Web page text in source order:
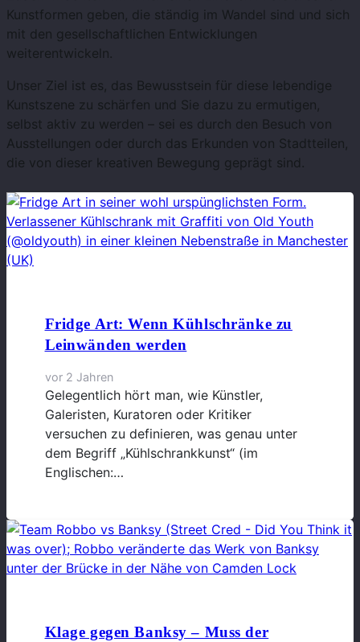
Kunstformen geben, die ständig im Wandel sind und sich
mit den gesellschaftlichen Entwicklungen
weiterentwickeln.
Unser Ziel ist es, das Bewusstsein für diese lebendige
Kunstszene zu schärfen und Sie dazu zu ermutigen,
selbst aktiv zu werden – sei es durch den Besuch von
Ausstellungen oder durch das Erkunden von Stadtteilen,
die von dieser kreativen Bewegung geprägt sind.
Fridge Art: Wenn Kühlschränke zu
Leinwänden werden
vor 2 Jahren
Gelegentlich hört man, wie Künstler,
Galeristen, Kuratoren oder Kritiker
versuchen zu definieren, was genau unter
dem Begriff „Kühlschrankkunst“ (im
Englischen:…
Klage gegen Banksy – Muss der